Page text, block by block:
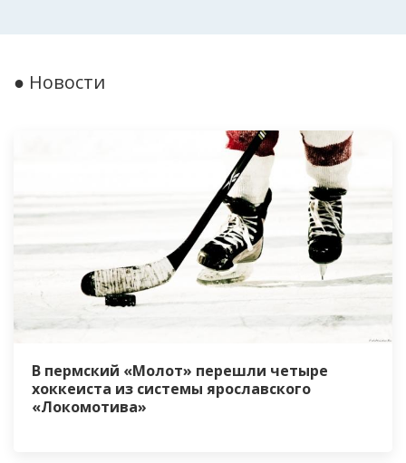
● Новости
В пермский «Молот» перешли четыре
хоккеиста из системы ярославского
«Локомотива»